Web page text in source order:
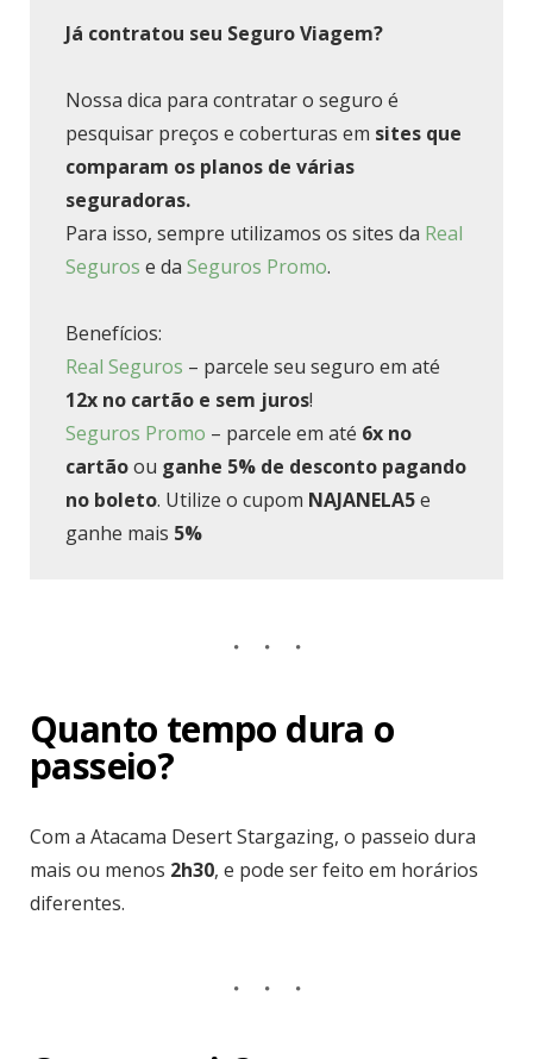
Já contratou seu Seguro Viagem?
Nossa dica para contratar o seguro é
pesquisar preços e coberturas em sites que
comparam os planos de várias
seguradoras.
Para isso, sempre utilizamos os sites da Real
Seguros e da Seguros Promo.
Benefícios:
Real Seguros – parcele seu seguro em até
12x no cartão e sem juros!
Seguros Promo – parcele em até 6x no
cartãoou ganhe 5% de desconto pagando
no boleto. Utilize o cupom NAJANELA5e
ganhe mais 5%
Quanto tempo dura o
passeio?
Com a Atacama Desert Stargazing, o passeio dura
mais ou menos 2h30, e pode ser feito em horários
diferentes.